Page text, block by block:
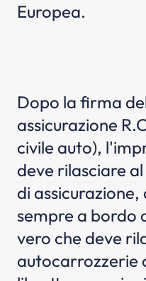
Europea.
Dopo la firma
assicurazione
civile auto),
deve rilasciare
di
sempre a bordo
vero che deve
autocarrozzerie